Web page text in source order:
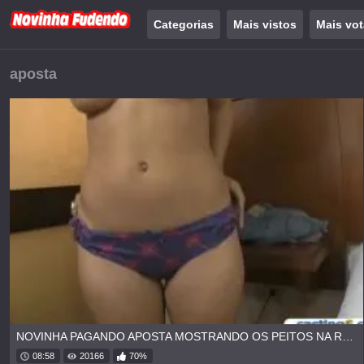
Categorias Mais vistos Mais
aposta
08:58 20166 70%